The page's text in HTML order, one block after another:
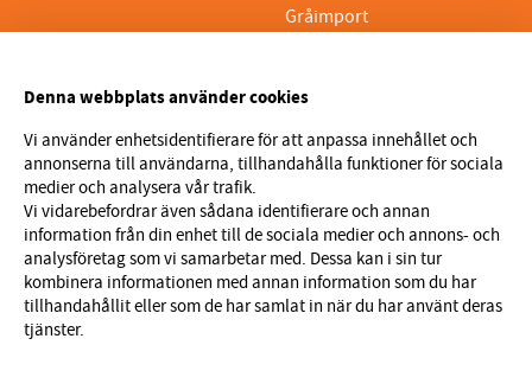
Gråimport
Org.nr 559329-1189
VAT SE559329118901
info@prylteknik.se
0321777170
Nyhetsbrev
I vårt nyhetsbrev får du ta del av nyheter och
erbjudanden före alla andra. Registrera dig här nedan.
Denna webbplats använder cookies
Vi använder enhetsidentifierare för att anpassa innehållet och
annonserna till användarna, tillhandahålla funktioner för sociala
medier och analysera vår trafik.
Vi vidarebefordrar även sådana identifierare och annan
information från din enhet till de sociala medier och annons- och
analysföretag som vi samarbetar med. Dessa kan i sin tur
kombinera informationen med annan information som du har
tillhandahållit eller som de har samlat in när du har använt deras
tjänster.